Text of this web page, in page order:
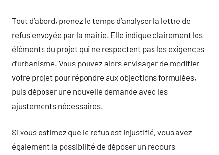
Tout d’abord, prenez le temps d’analyser la lettre de
refus envoyée par la mairie. Elle indique clairement les
éléments du projet qui ne respectent pas les exigences
d’urbanisme. Vous pouvez alors envisager de modifier
votre projet pour répondre aux objections formulées,
puis déposer une nouvelle demande avec les
ajustements nécessaires.
Si vous estimez que le refus est injustifié, vous avez
également la possibilité de déposer un recours